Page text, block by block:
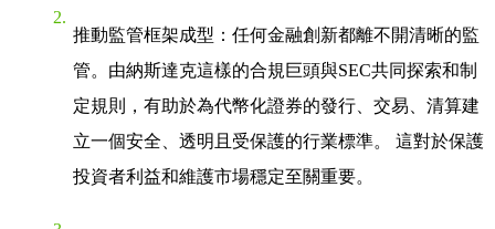
推動監管框架成型 ：任何金融創新都離不開清晰的監
管。由納斯達克這樣的合規巨頭與SEC共同探索和制
定規則，有助於為代幣化證券的發行、交易、清算建
立一個安全、透明且受保護的行業標準。 這對於保護
投資者利益和維護市場穩定至關重要。